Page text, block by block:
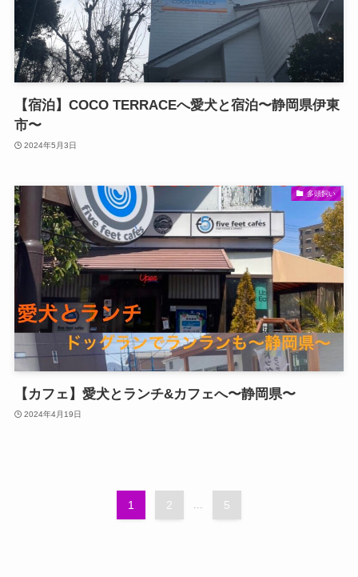
【宿泊】COCO TERRACEへ愛犬と宿泊〜静岡県伊東
市〜
2024年5月3日
多頭飼い
【カフェ】愛犬とランチ&カフェへ〜静岡県〜
2024年4月19日
1 2 ... 5